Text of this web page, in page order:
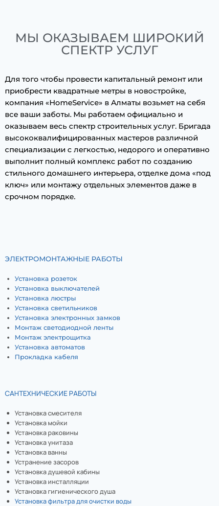
МЫ ОКАЗЫВАЕМ ШИРОКИЙ
СПЕКТР УСЛУГ
Для того чтобы провести капитальный ремонт или
приобрести квадратные метры в новостройке,
компания «HomeService» в Алматы возьмет на себя
все ваши заботы. Мы работаем официально и
оказываем весь спектр строительных услуг. Бригада
высококвалифицированных мастеров различной
специализации с легкостью, недорого и оперативно
выполнит полный комплекс работ по созданию
стильного домашнего интерьера, отделке дома «под
ключ» или монтажу отдельных элементов даже в
срочном порядке.
ЭЛЕКТРОМОНТАЖНЫЕ РАБОТЫ
Установка розеток
Установка выключателей
Установка люстры
Установка светильников
Установка электронных замков
Монтаж светодиодной ленты
Монтаж электрощитка
Установка автоматов
Прокладка кабеля
САНТЕХНИЧЕСКИЕ РАБОТЫ
Установка смесителя
Установка мойки
Установка раковины
Установка унитаза
Установка ванны
Устранение засоров
Установка душевой кабины
Установка инсталляции
Установка гигиенического душа
Установка фильтра для очистки воды